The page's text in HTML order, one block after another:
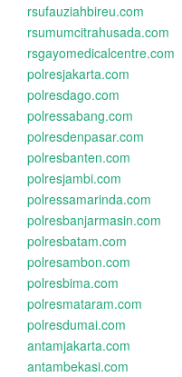
rsufauziahbireu.com
rsumumcitrahusada.com
rsgayomedicalcentre.com
polresjakarta.com
polresdago.com
polressabang.com
polresdenpasar.com
polresbanten.com
polresjambi.com
polressamarinda.com
polresbanjarmasin.com
polresbatam.com
polresambon.com
polresbima.com
polresmataram.com
polresdumai.com
antamjakarta.com
antambekasi.com